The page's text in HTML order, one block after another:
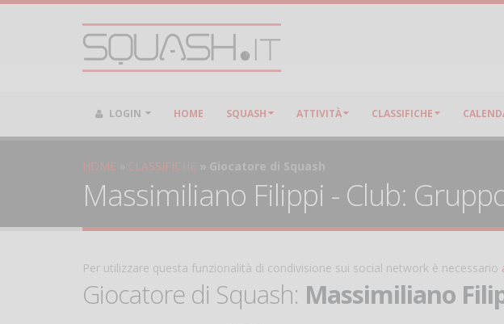
LOGIN HOME SQUASH ATTIVITÀ CLASSIFICHE
HOME CLASSIFICHE Giocatore di Squash
Massimiliano Filippi - Club:
Per utilizzare questa funzionalità di condivisione sui social network è necessario
Giocatore di Squash: Massimiliano